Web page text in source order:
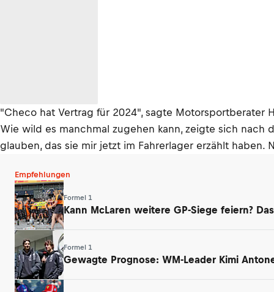
"Checo hat Vertrag für 2024", sagte Motorsportberater
Wie wild es manchmal zugehen kann, zeigte sich nach
glauben, das sie mir jetzt im Fahrerlager erzählt haben.
Empfehlungen
Formel 1
Kann McLaren weitere GP-Siege feiern?
Formel 1
Gewagte Prognose: WM-Leader Kimi